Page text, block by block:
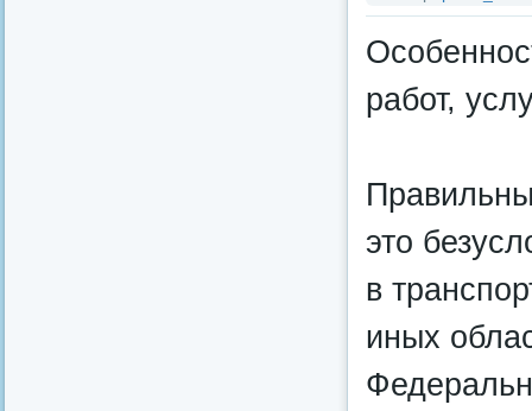
работ,
это
в
иных